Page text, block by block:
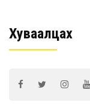
Хуваалцах